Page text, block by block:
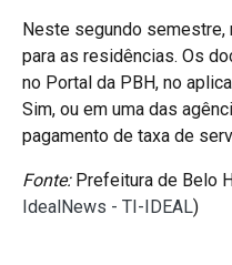
Neste segundo semestre,
para as residências. Os
no Portal da PBH, no
Sim, ou em uma das
pagamento de taxa de
Fonte:Prefeitura de Belo
IdealNews - TI-IDEAL)